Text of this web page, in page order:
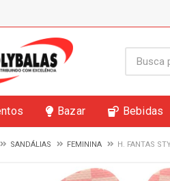
Bazar Bebidas
SANDÁLIAS FEMININA H. FANTAS